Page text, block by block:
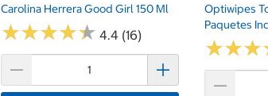
Carolina Herrera Good Girl 150 Ml
★★★★★
★★★★★ 4.4 (16)
Optiwipes
Paquetes
★★★
★★★